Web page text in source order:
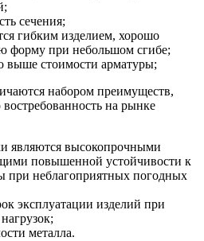
сечения;
гибким изделием, хорошо
форму при небольшом сгибе;
выше стоимости арматуры;
набором преимуществ,
на рынке
являются высокопрочными
повышенной устойчивости к
при неблагоприятных погодных
эксплуатации изделий при
металла.